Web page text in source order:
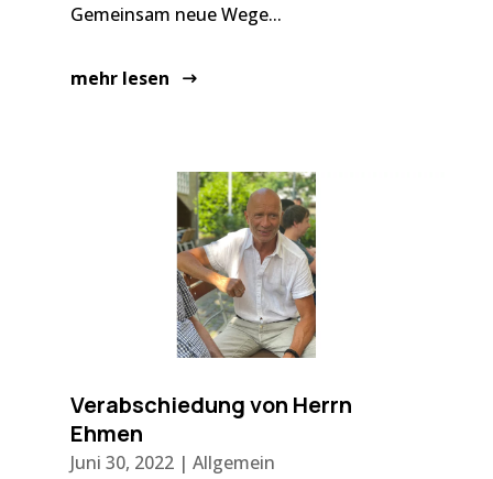
Gemeinsam neue Wege...
mehr lesen
Verabschiedung von Herrn
Ehmen
Juni 30, 2022| Allgemein